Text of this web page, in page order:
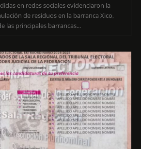
en redes sociales evidenciaron la
de residuos en la barranca Xico,
las principales barrancas...